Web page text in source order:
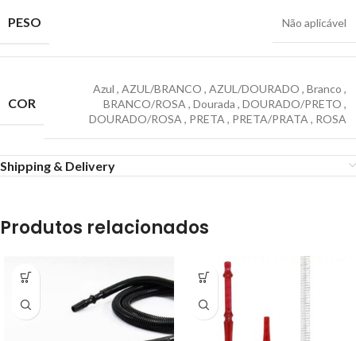
PESO
Não aplicável
COR
Azul , AZUL/BRANCO , AZUL/DOURADO , Branco ,
BRANCO/ROSA , Dourada , DOURADO/PRETO ,
DOURADO/ROSA , PRETA , PRETA/PRATA , ROSA
Shipping & Delivery
Produtos relacionados